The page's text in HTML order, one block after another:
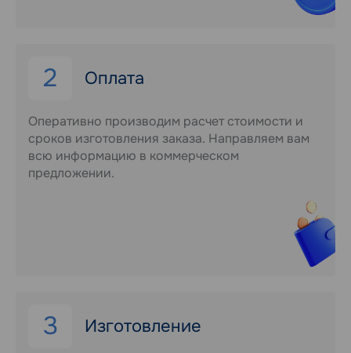
2 Оплата
Оперативно производим расчет стоимости и
сроков изготовления заказа. Направляем вам
всю информацию в коммерческом
предложении.
3 Изготовление